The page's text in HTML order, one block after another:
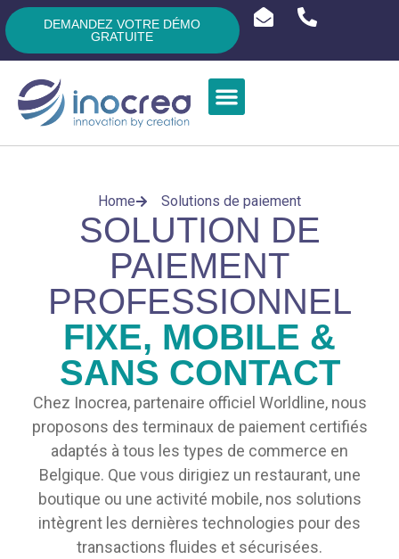
DEMANDEZ VOTRE DÉMO
GRATUITE
Home Solutions de paiement
SOLUTION DE
PAIEMENT
PROFESSIONNEL
FIXE, MOBILE &
SANS CONTACT
Chez Inocrea, partenaire officiel Worldline, nous
proposons des terminaux de paiement certifiés
adaptés à tous les types de commerce en
Belgique. Que vous dirigiez un restaurant, une
boutique ou une activité mobile, nos solutions
intègrent les dernières technologies pour des
transactions fluides et sécurisées.